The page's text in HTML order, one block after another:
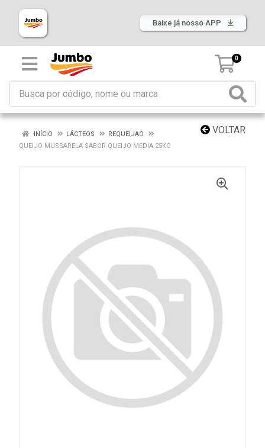
Baixe já nosso APP
0
VOLTAR
INÍCIO LÁCTEOS
REQUEIJAO
QUEIJO MUSSARELA SABOR QUEIJO MEDIA 25KG